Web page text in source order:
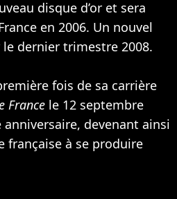
disque d’or et sera
en 2006. Un nouvel
dernier trimestre 2008.
fois de sa carrière
France le 12 septembre
anniversaire, devenant ainsi
française à se produire